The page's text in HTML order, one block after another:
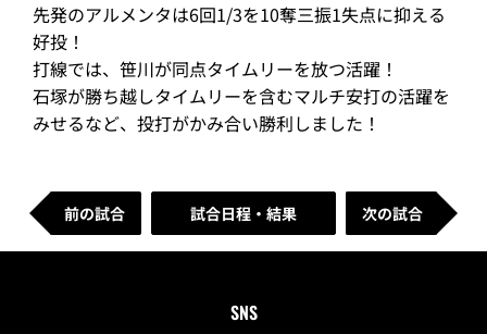
先発のアルメンタは6回1/3を10奪三振1失点に抑える
好投！
打線では、笹川が同点タイムリーを放つ活躍！
石塚が勝ち越しタイムリーを含むマルチ安打の活躍を
みせるなど、投打がかみ合い勝利しました！
前の試合 試合日程・結果 次の試合
SNS